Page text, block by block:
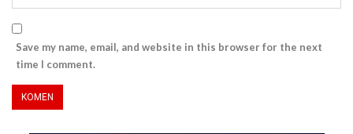
Save my name, email, and website in this browser for the next
time I comment.